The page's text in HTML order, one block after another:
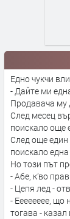
Едно чукчи
- Дайте ми
Продавача му
След месец
поискало още
След още
поискало една
Но този път
- Абе, к’во
- Цепя лед -
- Ееееееее, що
тогава - казал